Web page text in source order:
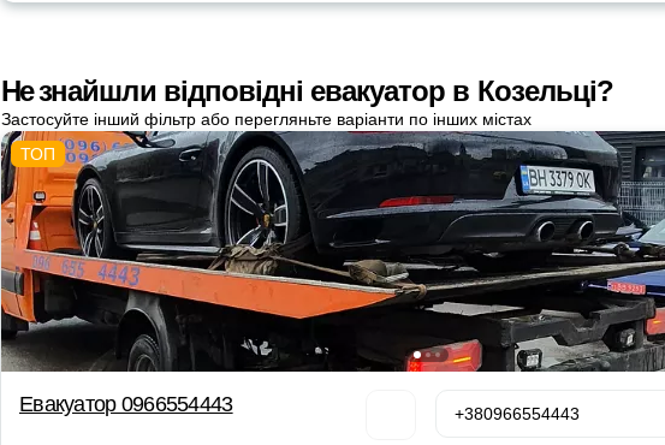
Не знайшли відповідні евакуатор в Козельці?
Застосуйте інший фільтр або перегляньте варіанти по інших містах
Евакуатор 0966554443 +380966554443